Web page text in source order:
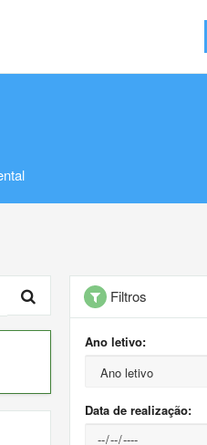
Filtros
Ano letivo:
Data de realização: